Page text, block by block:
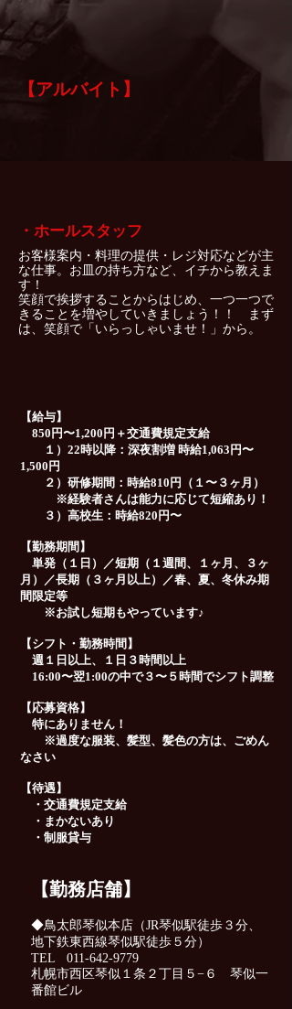
【アルバイト】
・ホールスタッフ
お客様案内・料理の提供・レジ対応などが主
な仕事。お皿の持ち方など、イチから教えま
す！
笑顔で挨拶することからはじめ、一つ一つで
きることを増やしていきましょう！！​ まず
は、笑顔で「いらっしゃいませ！」から。
【給与】
850円〜1,200円＋交通費規定支給
１）22時以降：深夜割増 時給1,063円〜
1,500円
２）研修期間：時給810円（１〜３ヶ月）
※経験者さんは能力に応じて短縮あり！
３）高校生：時給820円〜
【勤務期間】
単発（１日）／短期（１週間、１ヶ月、３ヶ
月）／長期（３ヶ月以上）／春、夏、冬休み期
間限定等
※お試し短期もやっています♪
【シフト・勤務時間】
週１日以上、１日３時間以上
16:00〜翌1:00の中で３〜５時間でシフト調整
【応募資格】
特にありません！
※過度な服装、髪型、髪色の方は、ごめん
なさい
【待遇】
・交通費規定支給
・まかないあり
・制服貸与
【勤務店舗】
◆鳥太郎琴似本店（JR琴似駅徒歩３分、
地下鉄東西線琴似駅徒歩５分）
TEL 011-642-9779
札幌市西区琴似１条２丁目５−６ 琴似一
番館ビル